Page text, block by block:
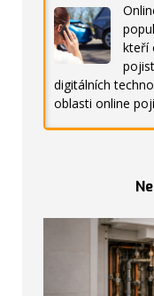
kteří
digitálních
oblasti online